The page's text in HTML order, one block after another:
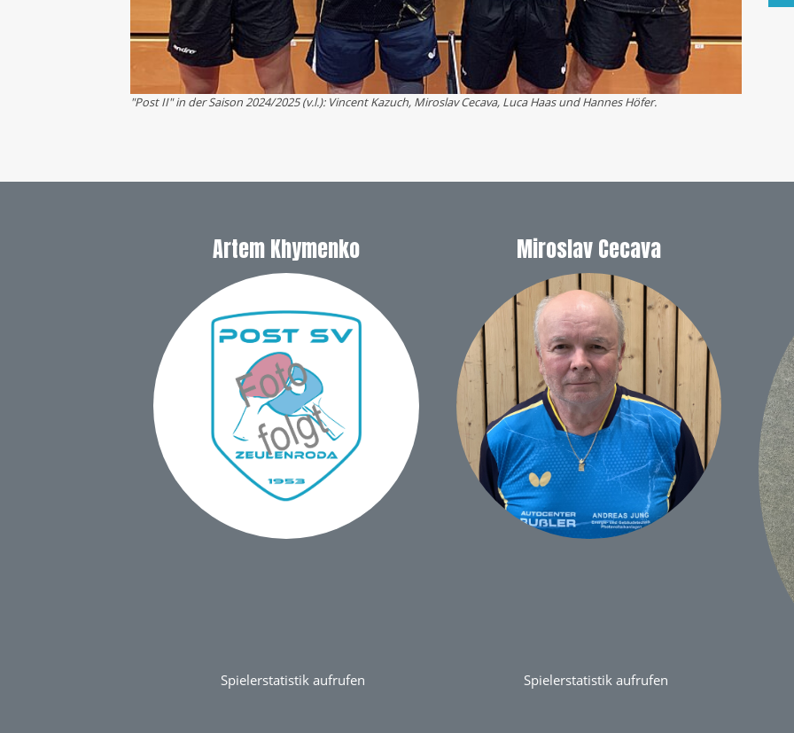
"Post II" in der Saison 2024/2025 (v.l.): Vincent Kazuch, Miroslav Cecava, Luca Haas und Hannes Höfer.
Artem Khymenko
Spielerstatistik aufrufen
Miroslav Cecava
Spielerstatistik aufrufen